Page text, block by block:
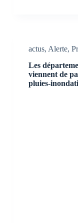
actus, Alerte,
Les
viennent de
pluies-